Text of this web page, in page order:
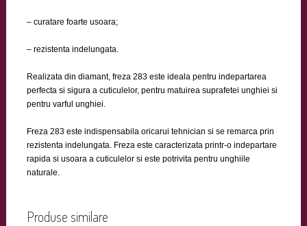
– curatare foarte usoara;
– rezistenta indelungata.
Realizata din diamant, freza 283 este ideala pentru indepartarea
perfecta si sigura a cuticulelor, pentru matuirea suprafetei unghiei si
pentru varful unghiei.
Freza 283 este indispensabila oricarui tehnician si se remarca prin
rezistenta indelungata. Freza este caracterizata printr-o indepartare
rapida si usoara a cuticulelor si este potrivita pentru unghiile
naturale.
Produse similare